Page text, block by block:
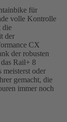
für
volle Kontrolle
die
der
CX
der robusten
Rail+ 8
oder
gemacht, die
immer noch